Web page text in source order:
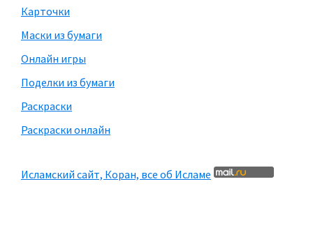
Карточки
Маски из бумаги
Онлайн игры
Поделки из бумаги
Раскраски
Раскраски онлайн
Исламский сайт, Коран, все об Исламе